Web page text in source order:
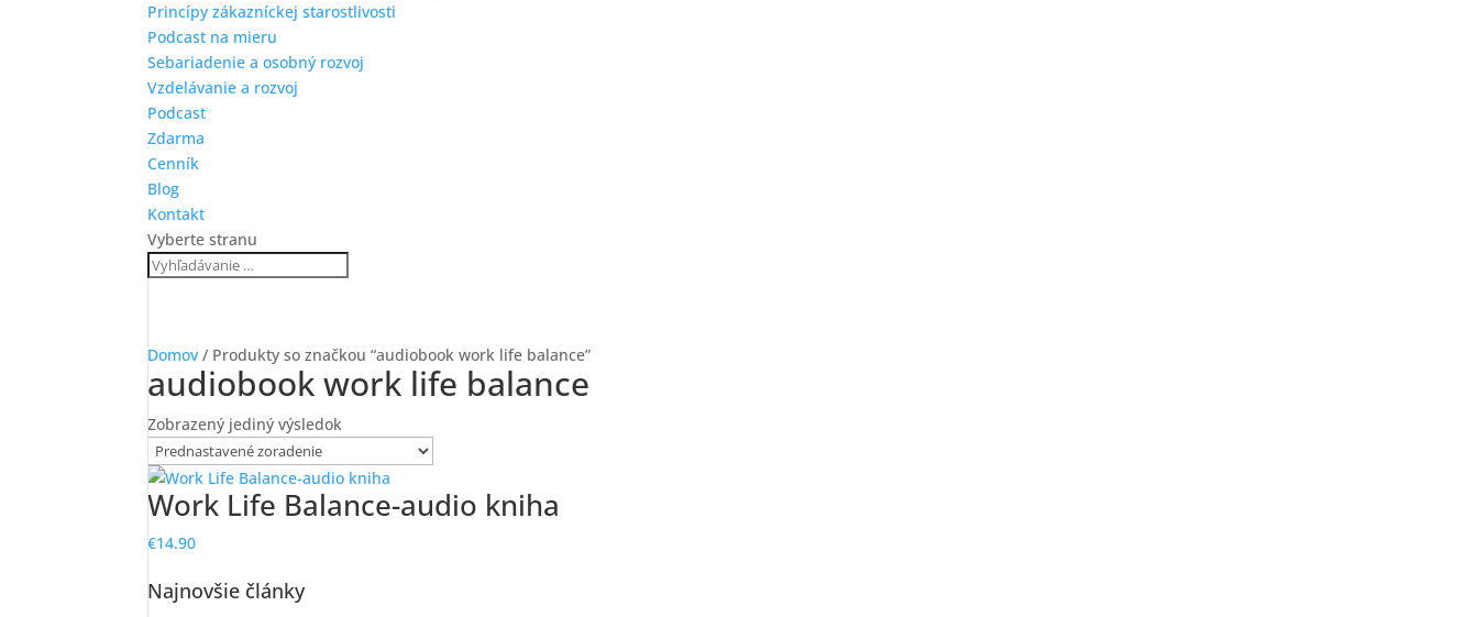
Princípy zákazníckej starostlivosti
Podcast na mieru
Sebariadenie a osobný rozvoj
Vzdelávanie a rozvoj
Podcast
Zdarma
Cenník
Blog
Kontakt
Vyberte stranu
Domov / Produkty so značkou “audiobook work life balance”
audiobook work life balance
Zobrazený jediný výsledok
Work Life Balance-audio kniha
€14.90
Najnovšie články